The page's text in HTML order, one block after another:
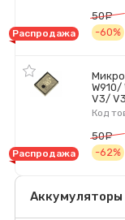
Распродажа
50
-60%
V3/
Код
Распродажа
50
-62%
Аккумуляторы